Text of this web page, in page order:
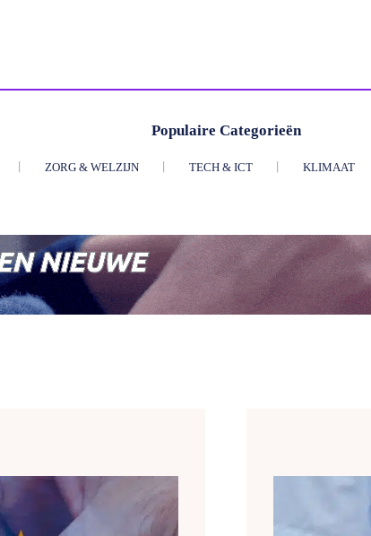
Populaire Categorieën
ZORG & WELZIJN TECH & ICT KLIMAAT